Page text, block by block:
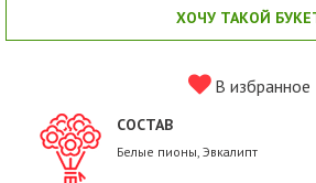
ХОЧУ ТАКОЙ
В избранное
СОСТАВ
Белые пионы, Эвкалипт